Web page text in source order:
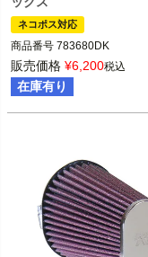
ネコポス対応
商品番号 783680DK
メーカー品番：RC-3680DK
9NE：017873
販売価格 ¥6,200税込
在庫有り